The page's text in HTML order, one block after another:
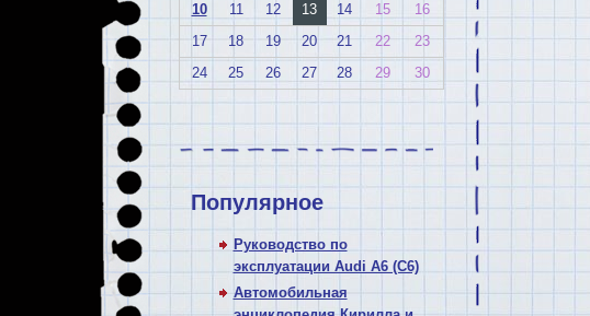
10
11 12 13 14 15
16
17
18 19 20 21 22
23
24
25 26 27 28 29 30
Популярное
Руководство по
эксплуатации Audi A6 (C6)
Автомобильная